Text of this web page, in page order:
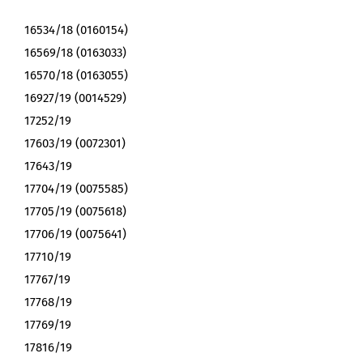
16534/18 (0160154)
16569/18 (0163033)
16570/18 (0163055)
16927/19 (0014529)
17252/19
17603/19 (0072301)
17643/19
17704/19 (0075585)
17705/19 (0075618)
17706/19 (0075641)
17710/19
17767/19
17768/19
17769/19
17816/19